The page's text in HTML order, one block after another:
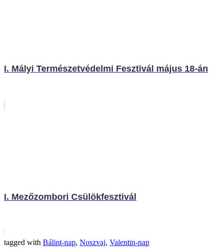
I. Mályi Természetvédelmi Fesztivál május 18-án
I. Mezőzombori Csülökfesztivál
tagged with Bálint-nap, Noszvaj, Valentin-nap